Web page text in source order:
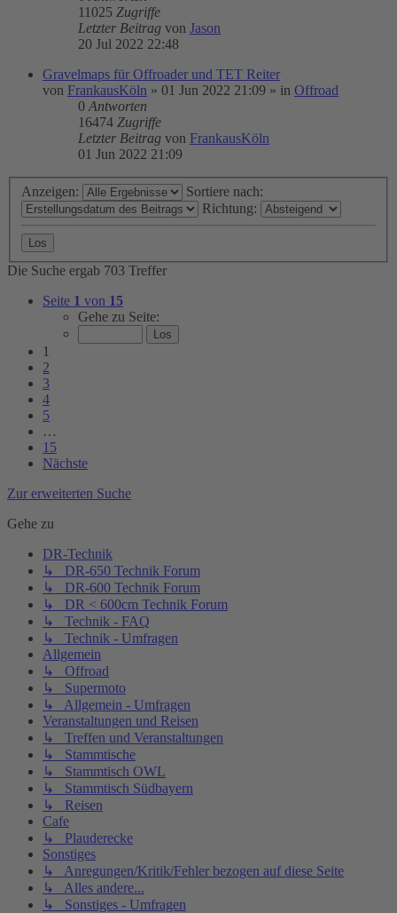
11025 Zugriffe
Letzter Beitrag von Jason
20 Jul 2022 22:48
Gravelmaps für Offroader und TET Reiter
von FrankausKöln » 01 Jun 2022 21:09 » in Offroad
0 Antworten
16474 Zugriffe
Letzter Beitrag von FrankausKöln
01 Jun 2022 21:09
Anzeigen:
Sortiere nach:
Richtung:
Die Suche ergab 703 Treffer
Seite 1 von 15
Gehe zu Seite:
1
2
3
4
5
…
15
Nächste
Zur erweiterten Suche
Gehe zu
DR-Technik
↳ DR-650 Technik Forum
↳ DR-600 Technik Forum
↳ DR < 600cm Technik Forum
↳ Technik - FAQ
↳ Technik - Umfragen
Allgemein
↳ Offroad
↳ Supermoto
↳ Allgemein - Umfragen
Veranstaltungen und Reisen
↳ Treffen und Veranstaltungen
↳ Stammtische
↳ Stammtisch OWL
↳ Stammtisch Südbayern
↳ Reisen
Cafe
↳ Plauderecke
Sonstiges
↳ Anregungen/Kritik/Fehler bezogen auf diese Seite
↳ Alles andere...
↳ Sonstiges - Umfragen